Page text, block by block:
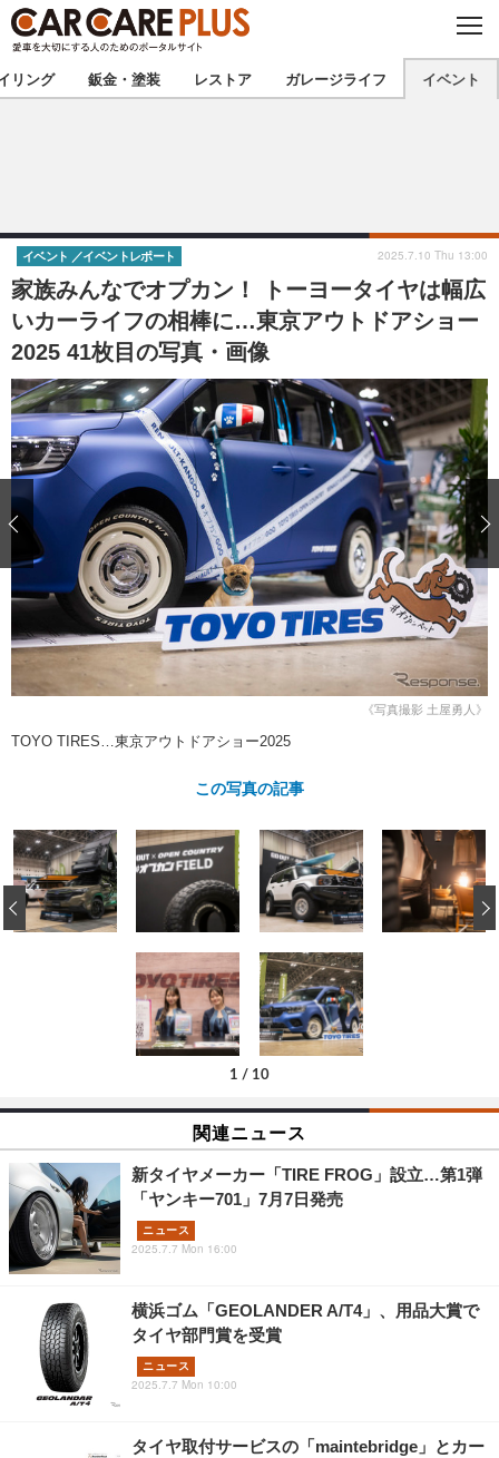
C
O
S
E
★カーケアプラス認定★ 厳選プロショップを地域から探す
甲信越 北陸
東海 関西
中国
九州 沖縄
注目の記事
ショップレポート 愛車 File
自動車豆知識 ストップ！不具合修理＆粗悪修理
鈑金・塗装
ディテイリング
ディテイリング 洗車
ヘッドライト磨き コーティング
フィルム・ラッピング
鈑金・塗装
小キズ直し 防錆
特集記事
ストップ 不具合修理＆粗悪修理
カーメーカー「旧車」関連プロジェ
ショップ紹介
ショップレポート プロショップ検索
レストア
カーメーカー「旧車」関連プロジ
イベント
リング 鈑金・塗装 レストア ガレージライフ イベント
家族みんなでオプカン！ トーヨータイヤは幅広
いカーライフの相棒に…東京アウトドアショー
2025 41枚目の写真・画像
イベント イベントレポート 2025.7.10 Thu 13:00
《写真撮影 土屋勇人》
TOYO TIRES…東京アウトドアショー2025
この写真の記事
1 / 10
‹
関連ニュース
新タイヤメーカー「TIRE FROG」設立…第1弾
「ヤンキー701」7月7日発売
ニュース
2025.7.7 Mon 16:00
横浜ゴム「GEOLANDER A/T4」、用品大賞で
タイヤ部門賞を受賞
ニュース
2025.7.7 Mon 10:00
タイヤ取付サービスの「maintebridge」とカー